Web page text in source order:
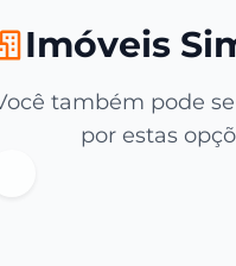
Imóveis
também pode
por estas